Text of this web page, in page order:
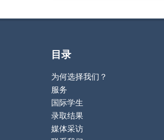
目录
为何选择我们？
服务
国际学生
录取结果
媒体采访